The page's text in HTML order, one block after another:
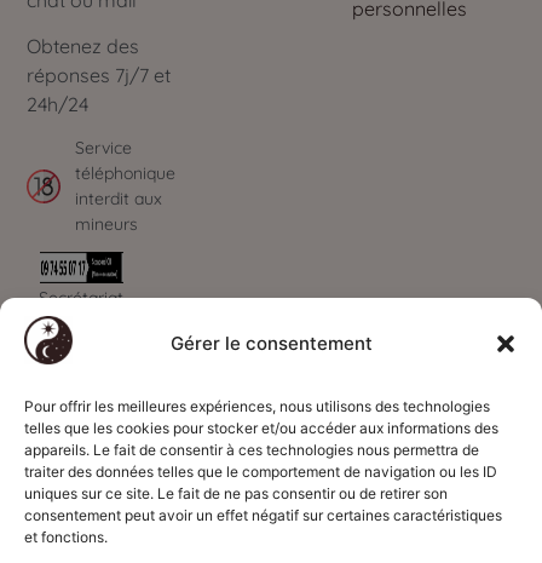
Gérer le consentement
Pour offrir les meilleures expériences, nous utilisons des technologies
telles que les cookies pour stocker et/ou accéder aux informations des
appareils. Le fait de consentir à ces technologies nous permettra de
traiter des données telles que le comportement de navigation ou les ID
uniques sur ce site. Le fait de ne pas consentir ou de retirer son
consentement peut avoir un effet négatif sur certaines caractéristiques
et fonctions.
Obtenez des
réponses 7j/7 et
24h/24
Service
téléphonique
interdit aux
mineurs
Secrétariat
ouvert de 09h à
00h - 7J/7
personnelles
sécurisés
par
CB
Code déontologie
Voyance
Code déontologie
Magnétisme
Code déontologie
Qui sommes-
nous ?
Présentation du
cabinet
Nous contacter